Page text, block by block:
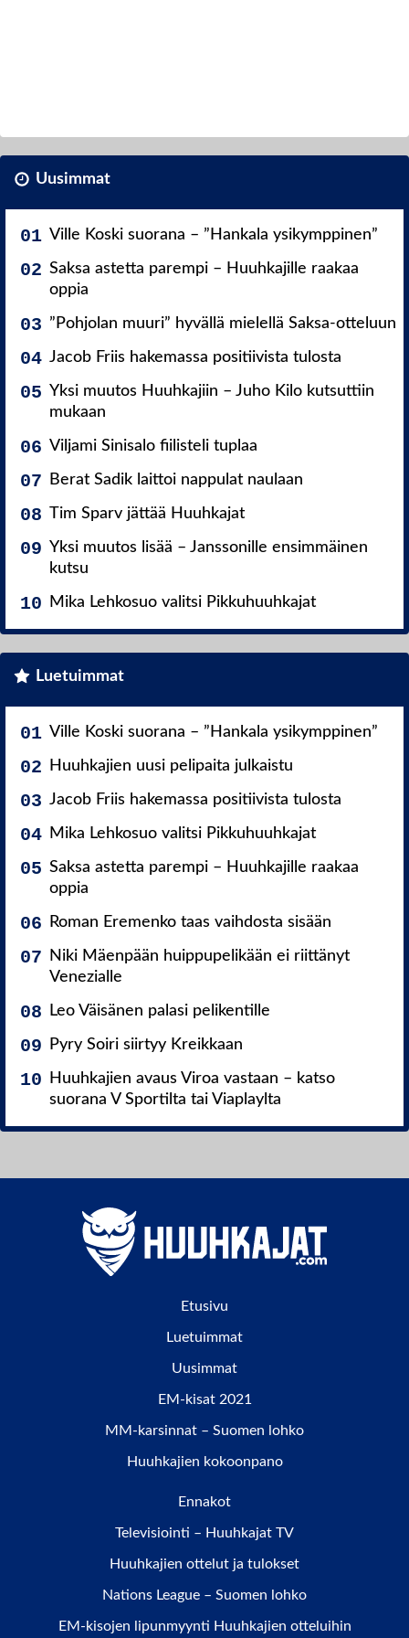
Uusimmat
Ville Koski suorana – ”Hankala ysikymppinen”
Saksa astetta parempi – Huuhkajille raakaa
oppia
”Pohjolan muuri” hyvällä mielellä Saksa-otteluun
Jacob Friis hakemassa positiivista tulosta
Yksi muutos Huuhkajiin – Juho Kilo kutsuttiin
mukaan
Viljami Sinisalo fiilisteli tuplaa
Berat Sadik laittoi nappulat naulaan
Tim Sparv jättää Huuhkajat
Yksi muutos lisää – Janssonille ensimmäinen
kutsu
Mika Lehkosuo valitsi Pikkuhuuhkajat
Luetuimmat
Ville Koski suorana – ”Hankala ysikymppinen”
Huuhkajien uusi pelipaita julkaistu
Jacob Friis hakemassa positiivista tulosta
Mika Lehkosuo valitsi Pikkuhuuhkajat
Saksa astetta parempi – Huuhkajille raakaa
oppia
Roman Eremenko taas vaihdosta sisään
Niki Mäenpään huippupelikään ei riittänyt
Venezialle
Leo Väisänen palasi pelikentille
Pyry Soiri siirtyy Kreikkaan
Huuhkajien avaus Viroa vastaan – katso
suorana V Sportilta tai Viaplaylta
Etusivu
Luetuimmat
Uusimmat
EM-kisat 2021
MM-karsinnat – Suomen lohko
Huuhkajien kokoonpano
Ennakot
Televisiointi – Huuhkajat TV
Huuhkajien ottelut ja tulokset
Nations League – Suomen lohko
EM-kisojen lipunmyynti Huuhkajien otteluihin